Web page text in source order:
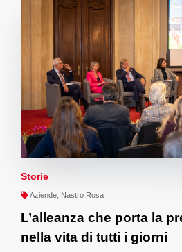
Storie
Aziende, Nastro Rosa
L’alleanza che porta la
nella vita di tutti i giorni